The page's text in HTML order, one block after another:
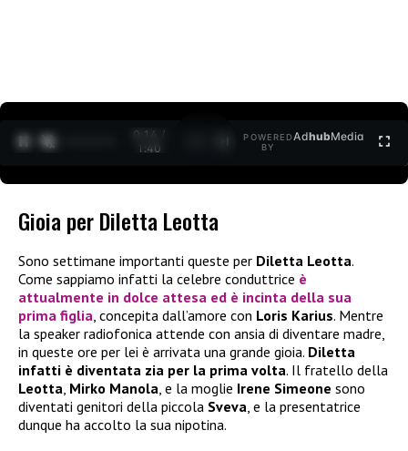
0:15 /
1:40
POWERED
BY
AdhubMedia
Gioia per Diletta Leotta
Sono settimane importanti queste per Diletta Leotta.
Come sappiamo infatti la celebre conduttrice è
attualmente in dolce attesa ed è incinta della sua
prima figlia, concepita dall’amore con Loris Karius. Mentre
la speaker radiofonica attende con ansia di diventare madre,
in queste ore per lei è arrivata una grande gioia. Diletta
infatti è diventata zia per la prima volta. Il fratello della
Leotta, Mirko Manola, e la moglie Irene Simeone sono
diventati genitori della piccola Sveva, e la presentatrice
dunque ha accolto la sua nipotina.